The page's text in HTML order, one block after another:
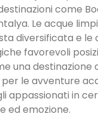
come
Le acque
diversificata e le
favorevoli
una destinazione
le avventure
appassionati in
ed emozione.